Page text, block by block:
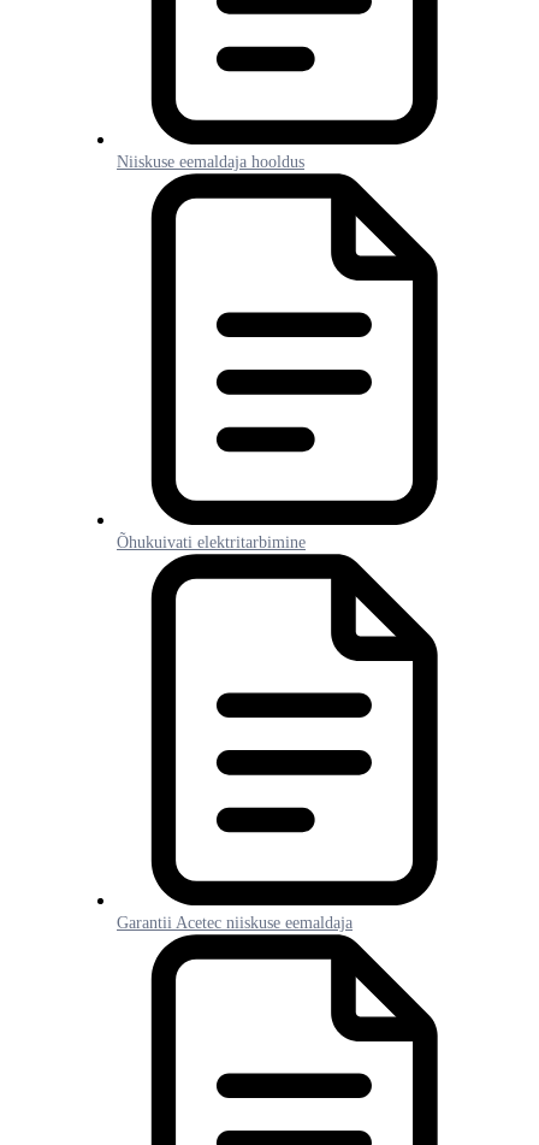
Niiskuse eemaldaja hooldus
Õhukuivati elektritarbimine
Garantii Acetec niiskuse eemaldaja